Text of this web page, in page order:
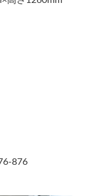
876